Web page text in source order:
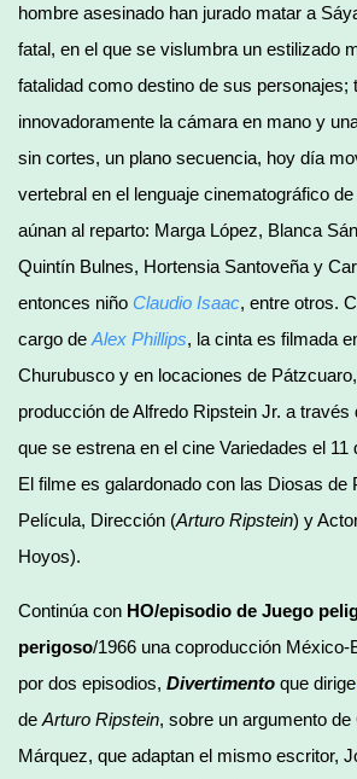
hombre asesinado han jurado matar a
fatal, en el que se vislumbra un estilizado
fatalidad como destino de sus personajes;
innovadoramente la cámara en mano y
sin cortes, un plano secuencia, hoy día
vertebral en el lenguaje cinematográfico de
aúnan al reparto: Marga López, Blanca
Quintín Bulnes, Hortensia Santoveña y
entonces niño Claudio Isaac, entre otros.
cargo de Alex Phillips, la cinta es filmada
Churubusco y en locaciones de
producción de Alfredo Ripstein Jr. a través
que se estrena en el cine Variedades el 11
El filme es galardonado con las Diosas de
Película, Dirección (Arturo Ripstein) y
Hoyos).
Continúa con HO/episodio de Juego
perigoso/1966 una coproducción México-
por dos episodios, Divertimento que dirige
de Arturo Ripstein, sobre un argumento
Márquez, que adaptan el mismo escritor,